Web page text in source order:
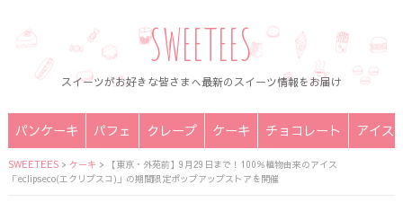
SWEETEES
スイーツがお好きな皆さまへ最新のスイーツ情報をお届け
パンケーキ パフェ クレープ ケーキ チョコレート アイス
SWEETEES> ケーキ >
【東京・外苑前】9月29日まで！100％植物由来のアイス
「eclipseco(エクリプスコ)」の期間限定ポップアップストアを開催